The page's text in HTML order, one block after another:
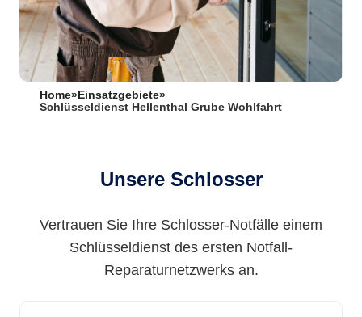
Home» Einsatzgebiete»
Schlüsseldienst Hellenthal Grube Wohlfahrt
Unsere Schlosser
Vertrauen Sie Ihre Schlosser-Notfälle einem
Schlüsseldienst des ersten Notfall-
Reparaturnetzwerks an.